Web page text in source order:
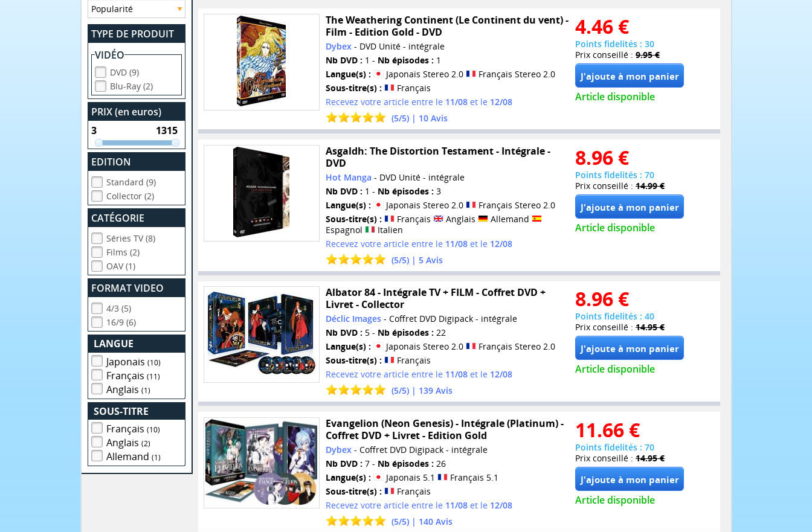
TYPE DE PRODUIT
VIDÉO
DVD (9)
Blu-Ray (2)
PRIX (en euros)
EDITION
Standard (9)
Collector (2)
CATÉGORIE
Séries TV (8)
Films (2)
OAV (1)
FORMAT VIDEO
4/3 (5)
16/9 (6)
LANGUE
Japonais(10)
Français(11)
Anglais(1)
SOUS-TITRE
Français(10)
Anglais(2)
Allemand(1)
The Weathering Continent (Le Continent du vent) -
Film - Edition Gold - DVD
Dybex- DVD Unité - intégrale
Nb DVD : 1 - Nb épisodes : 1
Langue(s) :
Japonais Stereo 2.0
Français Stereo 2.0
Sous-titre(s) :
Français
Recevez votre article entre le 11/08et le 12/08
(5/5) | 10Avis
4.46 €
Points fidelités : 30
Prix conseillé : 9.95 €
Article disponible
Asgaldh: The Distortion Testament - Intégrale -
DVD
Hot Manga - DVD Unité - intégrale
Nb DVD : 1 - Nb épisodes : 3
Langue(s) :
Japonais Stereo 2.0
Français Stereo 2.0
Sous-titre(s) :
Français Anglais
Allemand
Espagnol
Italien
Recevez votre article entre le 11/08et le 12/08
(5/5) | 5Avis
8.96 €
Points fidelités : 70
Prix conseillé : 14.99 €
Article disponible
Albator 84 - Intégrale TV + FILM - Coffret DVD +
Livret - Collector
Déclic Images- Coffret DVD Digipack - intégrale
Nb DVD : 5 - Nb épisodes : 22
Langue(s) :
Japonais Stereo 2.0
Français Stereo 2.0
Sous-titre(s) :
Français
Recevez votre article entre le 11/08et le 12/08
(5/5) | 139Avis
8.96 €
Points fidelités : 40
Prix conseillé : 14.95 €
Article disponible
Evangelion (Neon Genesis) - Intégrale (Platinum) -
Coffret DVD + Livret - Edition Gold
Dybex- Coffret DVD Digipack - intégrale
Nb DVD : 7 - Nb épisodes : 26
Langue(s) :
Japonais 5.1
Français 5.1
Sous-titre(s) :
Français
Recevez votre article entre le 11/08et le 12/08
(5/5) | 140Avis
11.66 €
Points fidelités : 70
Prix conseillé : 14.95 €
Article disponible